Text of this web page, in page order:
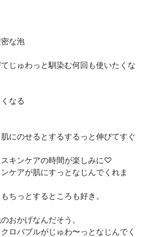
な泡
じゅわっと馴染む何回も使いたくな
なる
にのせるとするするっと伸びてすぐ
キンケアの時間が楽しみに♡
ケアが肌にすっとなじんでくれま
ちっとするところも好き。
おかげなんだそう。
ロバブルがじゅわ〜っとなじんでく